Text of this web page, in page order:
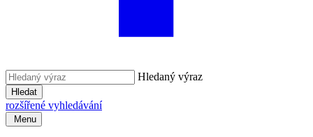
Hledaný výraz
Hledat
rozšířené vyhledávání
Menu